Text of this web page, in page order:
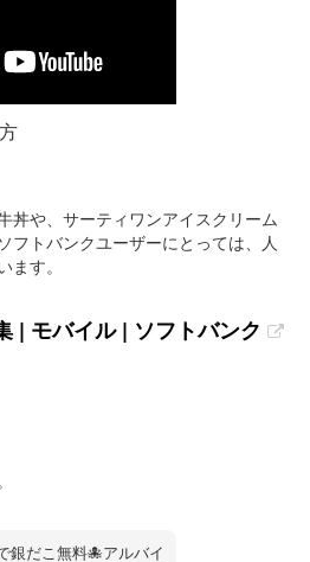
丼や、サーティワンアイスクリーム
フトバンクユーザーにとっては、人
す。
| モバイル | ソフトバンク
銀だこ無料🐙アルバイ